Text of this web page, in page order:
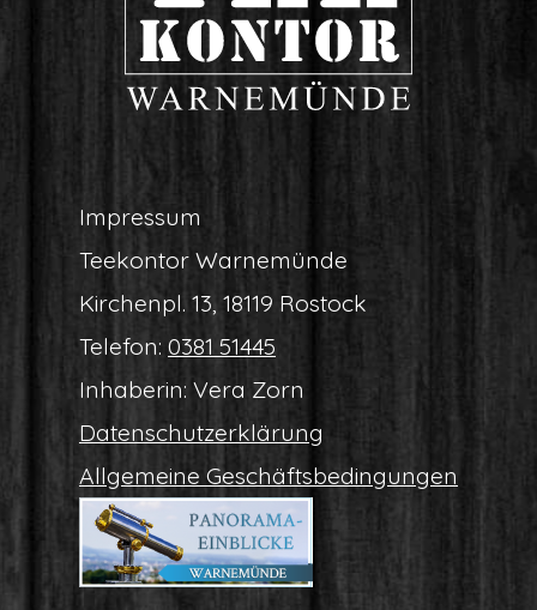
Impres­sum
Tee­kon­tor Warnemünde
Kir­chen­pl. 13, 18119 Rostock
Tele­fon: 0381 51445
Inha­be­rin: Vera Zorn
Daten­schutz­er­klä­rung
All­ge­mei­ne Geschäftsbedingungen